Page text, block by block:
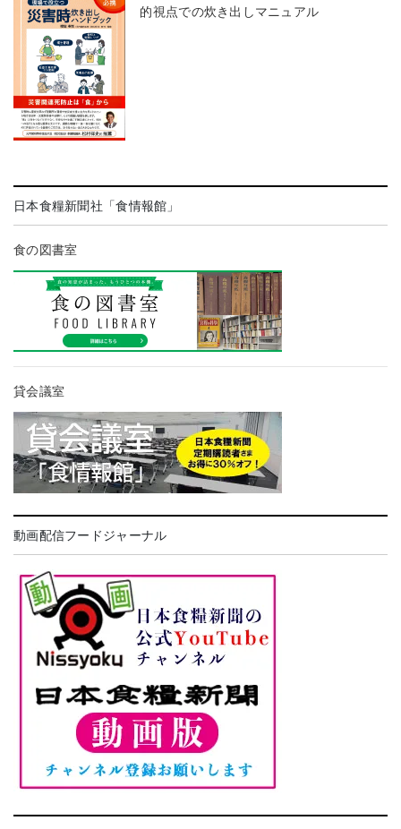
的視点での炊き出しマニュアル
日本食糧新聞社「食情報館」
食の図書室
貸会議室
動画配信フードジャーナル